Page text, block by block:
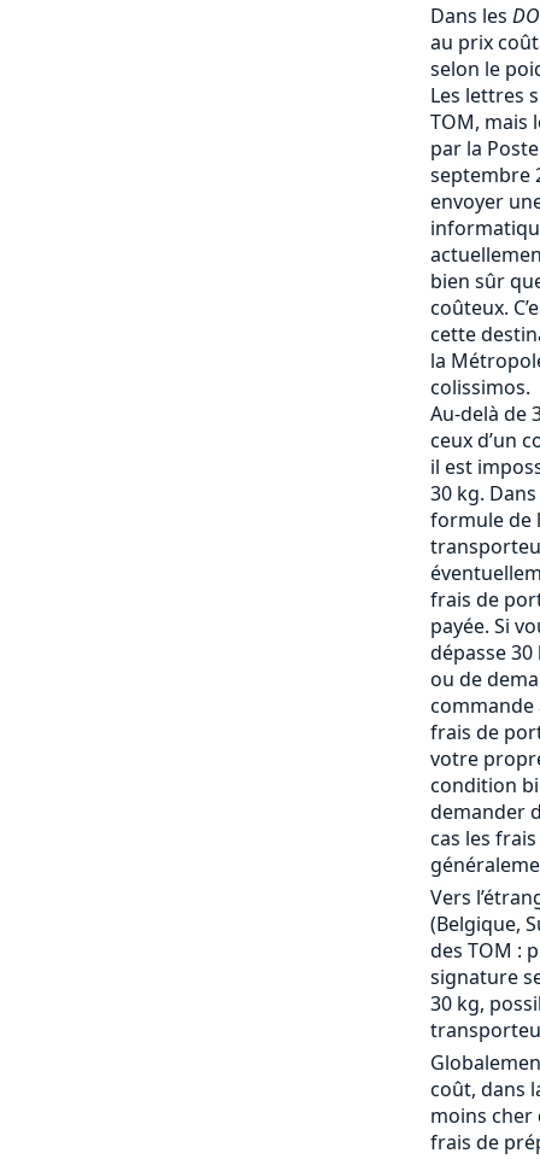
Dans les
au prix
selon le
Les lettres
TOM, mais
par la
septembre
envoyer
bien sûr
coûteux.
cette
la
colissimos.
Au-delà de
ceux d’un
il est
30 kg.
formule de
frais de
payée. Si
dépasse
ou de
commande
frais de
votre
condition
demander
cas les
Vers
(Belgique,
des TOM :
signature
30 kg,
coût, dans
moins cher
frais de